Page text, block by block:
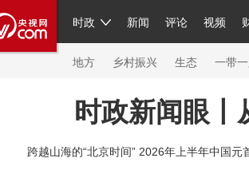
时政 新闻 评论 视频
人民领袖习近平 联播+ 中国
直播 片库 栏目大全 节目单
繁体 海外频道 iPanda
地方 乡村振兴 生态 一带
总台春晚
时政新闻眼丨
跨越山海的“北京时间” 2026年上半年中国元